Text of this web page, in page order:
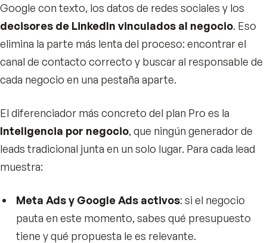
Google con texto, los datos de redes sociales y los
decisores de LinkedIn vinculados al negocio. Eso
elimina la parte más lenta del proceso: encontrar el
canal de contacto correcto y buscar al responsable de
cada negocio en una pestaña aparte.
El diferenciador más concreto del plan Pro es la
Inteligencia por negocio, que ningún generador de
leads tradicional junta en un solo lugar. Para cada lead
muestra:
Meta Ads y Google Ads activos: si el negocio
pauta en este momento, sabes qué presupuesto
tiene y qué propuesta le es relevante.